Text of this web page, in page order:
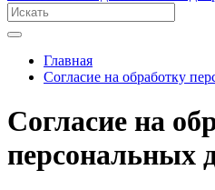
Главная
Согласие на обработку
Согласие на
персональных